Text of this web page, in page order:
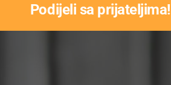
Podijeli sa prijateljima!